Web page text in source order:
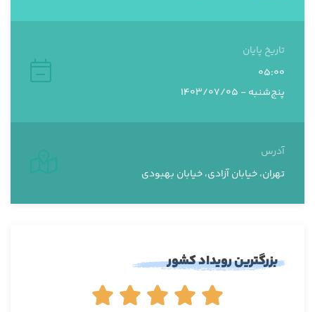
تاریخ پایان
05:00
پنج‌شنبه - 1403/07/05
آدرس
تهران، خیابان آزادی، خیابان بهبودی
بزرگترین رویداد کشور




